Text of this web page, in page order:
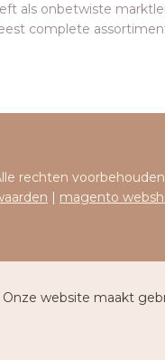
als onbetwiste
complete
rechten
| magento
Onze website maakt